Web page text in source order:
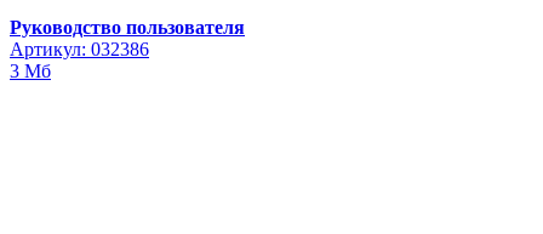
Руководство пользователя
Артикул: 032386
3 Мб